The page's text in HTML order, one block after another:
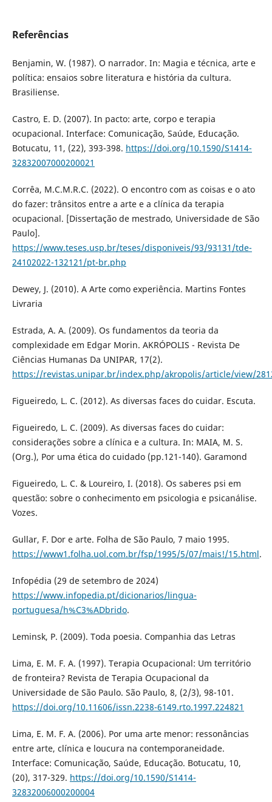
Referências
Benjamin, W. (1987). O narrador. In: Magia e técnica, arte e
política: ensaios sobre literatura e história da cultura.
Brasiliense.
Castro, E. D. (2007). In pacto: arte, corpo e terapia
ocupacional. Interface: Comunicação, Saúde, Educação.
Botucatu, 11, (22), 393-398. https://doi.org/10.1590/S1414-
32832007000200021
Corrêa, M.C.M.R.C. (2022). O encontro com as coisas e o ato
do fazer: trânsitos entre a arte e a clínica da terapia
ocupacional. [Dissertação de mestrado, Universidade de São
Paulo].
https://www.teses.usp.br/teses/disponiveis/93/93131/tde-
24102022-132121/pt-br.php
Dewey, J. (2010). A Arte como experiência. Martins Fontes
Livraria
Estrada, A. A. (2009). Os fundamentos da teoria da
complexidade em Edgar Morin. AKRÓPOLIS - Revista De
Ciências Humanas Da UNIPAR, 17(2).
https://revistas.unipar.br/index.php/akropolis/article/view/
Figueiredo, L. C. (2012). As diversas faces do cuidar. Escuta.
Figueiredo, L. C. (2009). As diversas faces do cuidar:
considerações sobre a clínica e a cultura. In: MAIA, M. S.
(Org.), Por uma ética do cuidado (pp.121-140). Garamond
Figueiredo, L. C. & Loureiro, I. (2018). Os saberes psi em
questão: sobre o conhecimento em psicologia e psicanálise.
Vozes.
Gullar, F. Dor e arte. Folha de São Paulo, 7 maio 1995.
https://www1.folha.uol.com.br/fsp/1995/5/07/mais!/15.html.
Infopédia (29 de setembro de 2024)
https://www.infopedia.pt/dicionarios/lingua-
portuguesa/h%C3%ADbrido.
Leminsk, P. (2009). Toda poesia. Companhia das Letras
Lima, E. M. F. A. (1997). Terapia Ocupacional: Um território
de fronteira? Revista de Terapia Ocupacional da
Universidade de São Paulo. São Paulo, 8, (2/3), 98-101.
https://doi.org/10.11606/issn.2238-6149.rto.1997.224821
Lima, E. M. F. A. (2006). Por uma arte menor: ressonâncias
entre arte, clínica e loucura na contemporaneidade.
Interface: Comunicação, Saúde, Educação. Botucatu, 10,
(20), 317-329. https://doi.org/10.1590/S1414-
32832006000200004